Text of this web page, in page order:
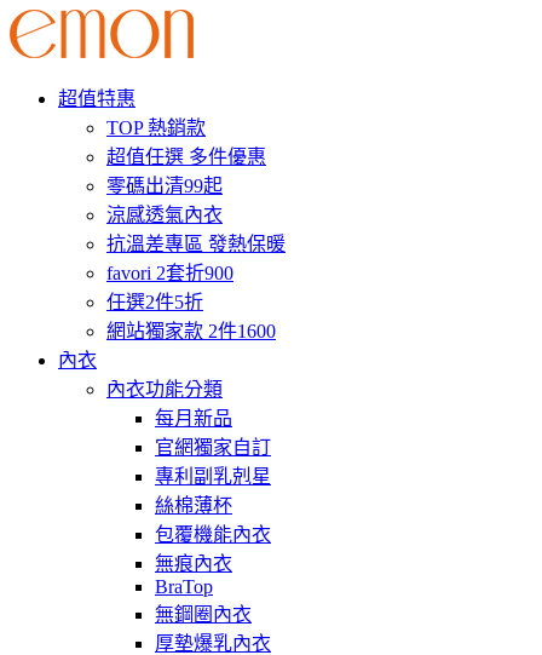
超值特惠
TOP 熱銷款
超值任選 多件優惠
零碼出清99起
涼感透氣內衣
抗溫差專區 發熱保暖
favori 2套折900
任選2件5折
網站獨家款 2件1600
內衣
內衣功能分類
每月新品
官網獨家自訂
專利副乳剋星
絲棉薄杯
包覆機能內衣
無痕內衣
BraTop
無鋼圈內衣
厚墊爆乳內衣